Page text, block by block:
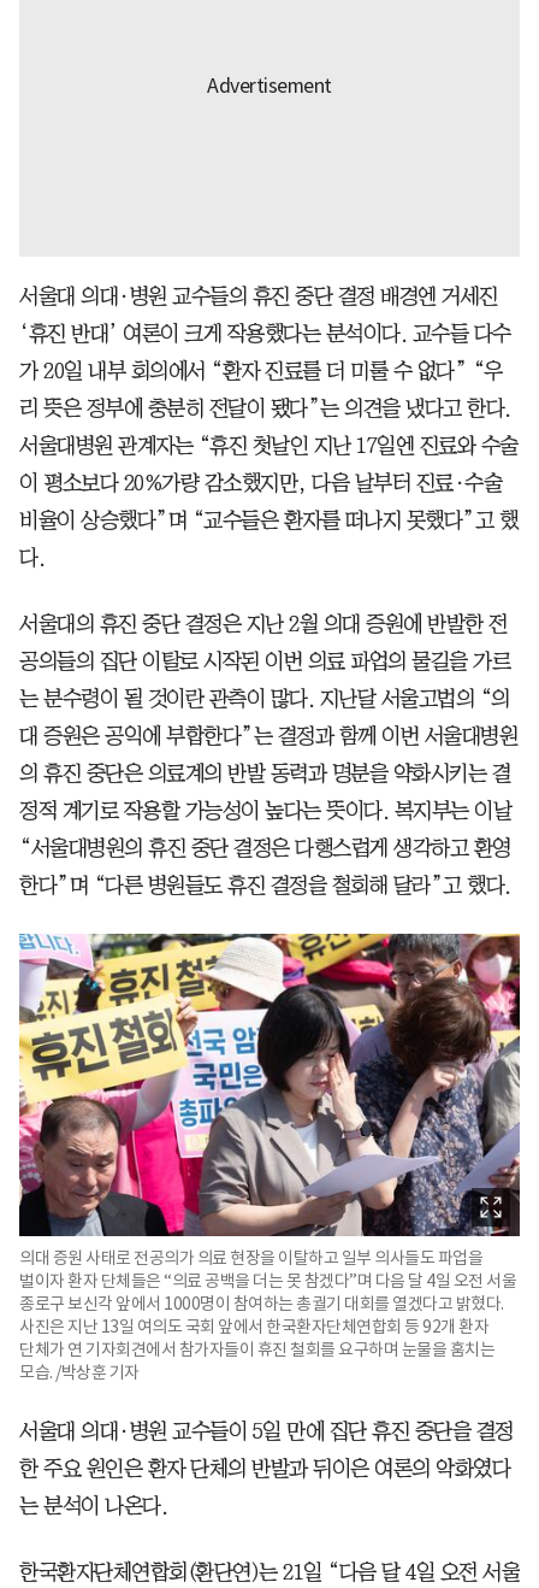
서울대 의대·병원 교수들의 휴진 중단 결정 배경엔 거세진
‘휴진 반대’ 여론이 크게 작용했다는 분석이다. 교수들 다수
가 20일 내부 회의에서 “환자 진료를 더 미룰 수 없다” “우
리 뜻은 정부에 충분히 전달이 됐다”는 의견을 냈다고 한다.
서울대병원 관계자는 “휴진 첫날인 지난 17일엔 진료와 수술
이 평소보다 20%가량 감소했지만, 다음 날부터 진료·수술
비율이 상승했다”며 “교수들은 환자를 떠나지 못했다”고 했
다.
서울대의 휴진 중단 결정은 지난 2월 의대 증원에 반발한 전
공의들의 집단 이탈로 시작된 이번 의료 파업의 물길을 가르
는 분수령이 될 것이란 관측이 많다. 지난달 서울고법의 “의
대 증원은 공익에 부합한다”는 결정과 함께 이번 서울대병원
의 휴진 중단은 의료계의 반발 동력과 명분을 약화시키는 결
정적 계기로 작용할 가능성이 높다는 뜻이다. 복지부는 이날
“서울대병원의 휴진 중단 결정은 다행스럽게 생각하고 환영
한다”며 “다른 병원들도 휴진 결정을 철회해 달라”고 했다.
의대 증원 사태로 전공의가 의료 현장을 이탈하고 일부 의사들도 파업을
벌이자 환자 단체들은 “의료 공백을 더는 못 참겠다”며 다음 달 4일 오전 서울
종로구 보신각 앞에서 1000명이 참여하는 총궐기 대회를 열겠다고 밝혔다.
사진은 지난 13일 여의도 국회 앞에서 한국환자단체연합회 등 92개 환자
단체가 연 기자회견에서 참가자들이 휴진 철회를 요구하며 눈물을 훔치는
모습. /박상훈 기자
서울대 의대·병원 교수들이 5일 만에 집단 휴진 중단을 결정
한 주요 원인은 환자 단체의 반발과 뒤이은 여론의 악화였다
는 분석이 나온다.
한국환자단체연합회(환단연)는 21일 “다음 달 4일 오전 서울